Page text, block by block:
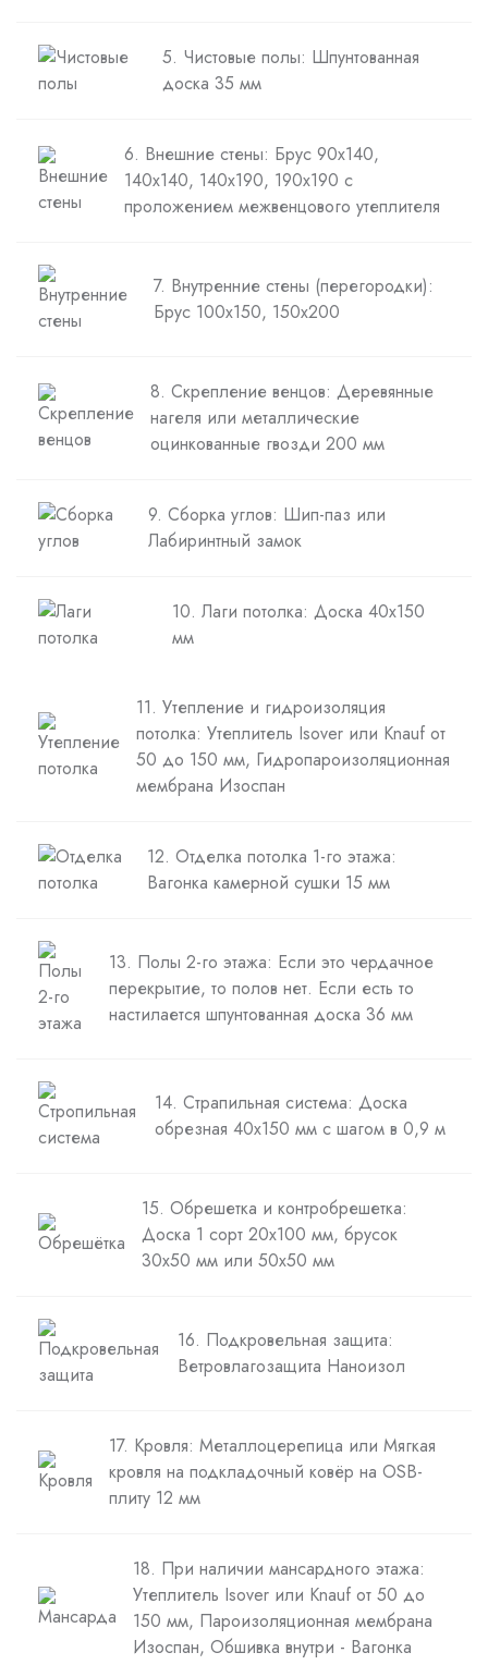
5. Чистовые полы: Шпунтованная
доска 35 мм
6. Внешние стены: Брус 90х140,
140х140, 140х190, 190х190 с
проложением межвенцового утеплителя
7. Внутренние стены (перегородки):
Брус 100х150, 150х200
8. Скрепление венцов: Деревянные
нагеля или металлические
оцинкованные гвозди 200 мм
9. Сборка углов: Шип-паз или
Лабиринтный замок
10. Лаги потолка: Доска 40х150
мм
11. Утепление и гидроизоляция
потолка: Утеплитель Isover или Knauf от
50 до 150 мм, Гидропароизоляционная
мембрана Изоспан
12. Отделка потолка 1-го этажа:
Вагонка камерной сушки 15 мм
13. Полы 2-го этажа: Если это чердачное
перекрытие, то полов нет. Если есть то
настилается шпунтованная доска 36 мм
14. Страпильная система: Доска
обрезная 40х150 мм с шагом в 0,9 м
15. Обрешетка и контробрешетка:
Доска 1 сорт 20х100 мм, брусок
30х50 мм или 50х50 мм
16. Подкровельная защита:
Ветровлагозащита Наноизол
17. Кровля: Металлоцерепица или Мягкая
кровля на подкладочный ковёр на OSB-
плиту 12 мм
18. При наличии мансардного этажа:
Утеплитель Isover или Knauf от 50 до
150 мм, Пароизоляционная мембрана
Изоспан, Обшивка внутри - Вагонка